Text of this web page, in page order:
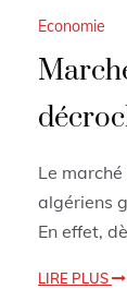
Economie
Le
algériens
En effet,
LIRE PLUS